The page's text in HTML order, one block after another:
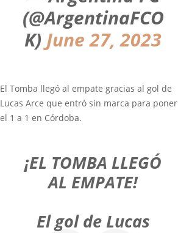
(@ArgentinaFCO
K) June 27, 2023
El Tomba llegó al empate gracias al gol de
Lucas Arce que entró sin marca para poner
el 1 a 1 en Córdoba.
¡EL TOMBA LLEGÓ
AL EMPATE!
El gol de Lucas